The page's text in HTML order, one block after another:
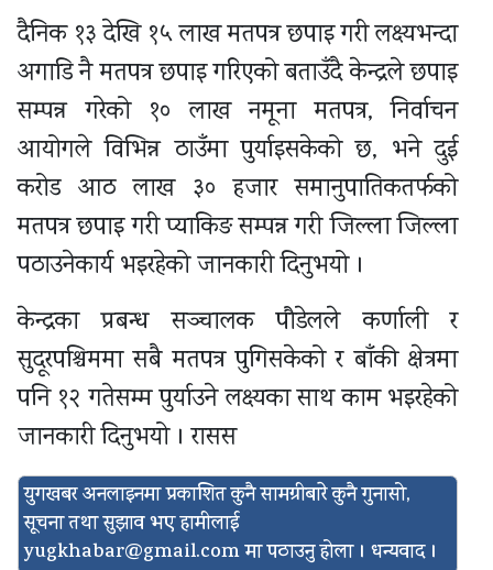
दैनिक १३ देखि १५ लाख मतपत्र छपाइ गरी लक्ष्यभन्दा
अगाडि नै मतपत्र छपाइ गरिएको बताउँदै केन्द्रले छपाइ
सम्पन्न गरेको १० लाख नमूना मतपत्र, निर्वाचन
आयोगले विभिन्न ठाउँमा पुर्याइसकेको छ, भने दुई
करोड आठ लाख ३० हजार समानुपातिकतर्फको
मतपत्र छपाइ गरी प्याकिङ सम्पन्न गरी जिल्ला जिल्ला
पठाउनेकार्य भइरहेको जानकारी दिनुभयो ।
केन्द्रका प्रबन्ध सञ्चालक पौडेलले कर्णाली र
सुदूरपश्चिममा सबै मतपत्र पुगिसकेको र बाँकी क्षेत्रमा
पनि १२ गतेसम्म पुर्याउने लक्ष्यका साथ काम भइरहेको
जानकारी दिनुभयो । रासस
युगखबर अनलाइनमा प्रकाशित कुनै सामग्रीबारे कुनै गुनासो,
सूचना तथा सुझाव भए हामीलाई
yugkhabar@gmail.comमा पठाउनु होला । धन्यवाद ।